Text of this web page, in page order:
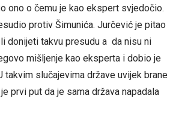
ono o čemu je kao ekspert svjedočio.
protiv Šimunića. Jurčević je pitao
donijeti takvu presudu a da nisu ni
mišljenje kao eksperta i dobio je
takvim slučajevima države uvijek brane
prvi put da je sama država napadala